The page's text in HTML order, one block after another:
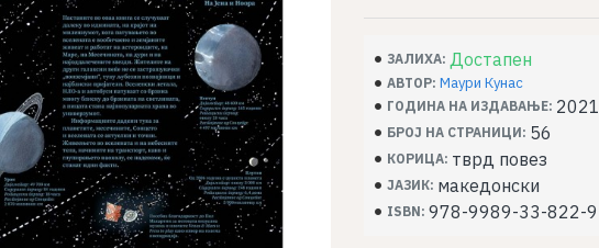
ЗАЛИХА: Достапен
АВТОР: Маури Кунас
ГОДИНА НА ИЗДАВАЊЕ: 2021
БРОЈ НА СТРАНИЦИ: 56
КОРИЦА: тврд повез
ЈАЗИК: македонски
ISBN: 978-9989-33-822-9